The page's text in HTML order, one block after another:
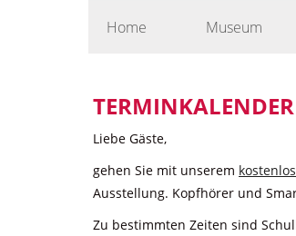
Home Museum
TERMINKALENDER
Liebe Gäste,
gehen Sie mit unserem
Ausstellung. Kopfhörer und
Zu bestimmten Zeiten sind